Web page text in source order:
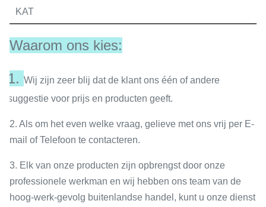
KAT
Waarom ons kies:
1. Wij zijn zeer blij dat de klant ons één of andere
suggestie voor prijs en producten geeft.
2. Als om het even welke vraag, gelieve met ons vrij per E-
mail of Telefoon te contacteren.
3. Elk van onze producten zijn opbrengst door onze
professionele werkman en wij hebben ons team van de
hoog-werk-gevolg buitenlandse handel, kunt u onze dienst